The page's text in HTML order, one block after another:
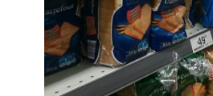
Fotos
Familia
Clasificados